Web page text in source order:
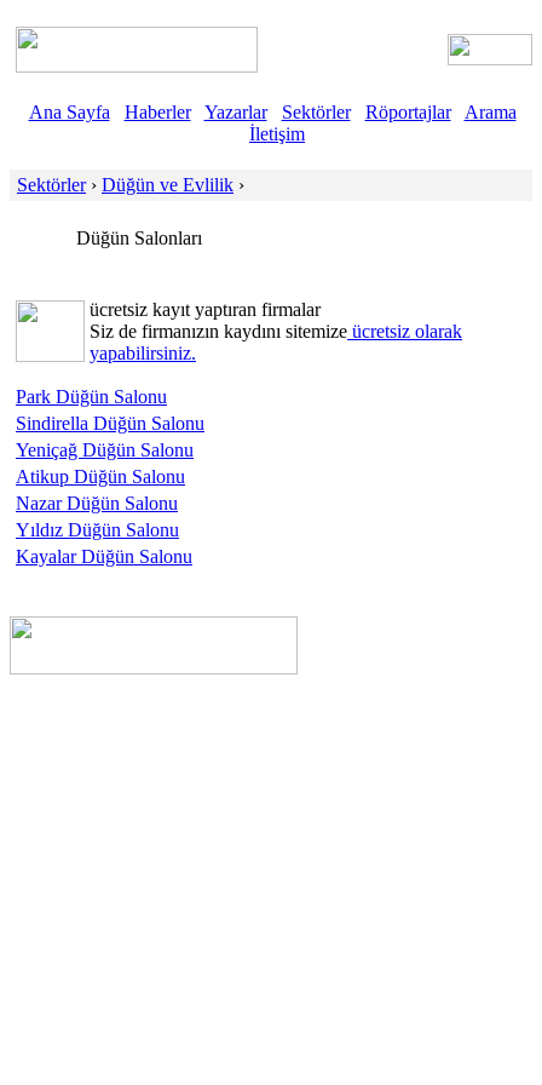
Ana Sayfa Haberler Yazarlar Sektörler Röportajlar
Arama
İletişim
Sektörler› Düğün ve Evlilik ›
Düğün Salonları
ücretsiz kayıt yaptıran firmalar
Siz de firmanızın kaydını sitemize ücretsiz olarak
yapabilirsiniz.
Park Düğün Salonu
Sindirella Düğün Salonu
Yeniçağ Düğün Salonu
Atikup Düğün Salonu
Nazar Düğün Salonu
Yıldız Düğün Salonu
Kayalar Düğün Salonu